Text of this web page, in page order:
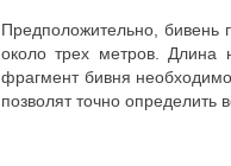
Предположительно,
около трех метров. Длина
фрагмент бивня
позволят точно определить